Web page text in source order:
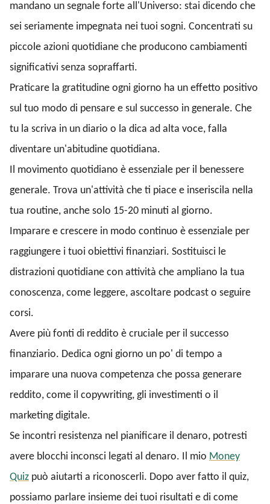
mandano un segnale forte all'Universo: stai dicendo che
sei seriamente impegnata nei tuoi sogni. Concentrati su
piccole azioni quotidiane che producono cambiamenti
significativi senza sopraffarti.
Praticare la gratitudine ogni giorno ha un effetto positivo
sul tuo modo di pensare e sul successo in generale. Che
tu la scriva in un diario o la dica ad alta voce, falla
diventare un'abitudine quotidiana.
Il movimento quotidiano è essenziale per il benessere
generale. Trova un'attività che ti piace e inseriscila nella
tua routine, anche solo 15-20 minuti al giorno.
Imparare e crescere in modo continuo è essenziale per
raggiungere i tuoi obiettivi finanziari. Sostituisci le
distrazioni quotidiane con attività che ampliano la tua
conoscenza, come leggere, ascoltare podcast o seguire
corsi.
Avere più fonti di reddito è cruciale per il successo
finanziario. Dedica ogni giorno un po' di tempo a
imparare una nuova competenza che possa generare
reddito, come il copywriting, gli investimenti o il
marketing digitale.
Se incontri resistenza nel pianificare il denaro, potresti
avere blocchi inconsci legati al denaro. Il mio Money
Quiz può aiutarti a riconoscerli. Dopo aver fatto il quiz,
possiamo parlare insieme dei tuoi risultati e di come